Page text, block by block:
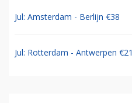
Jul: Amsterdam - Berlijn €38
Jul: Rotterdam - Antwerpen €21